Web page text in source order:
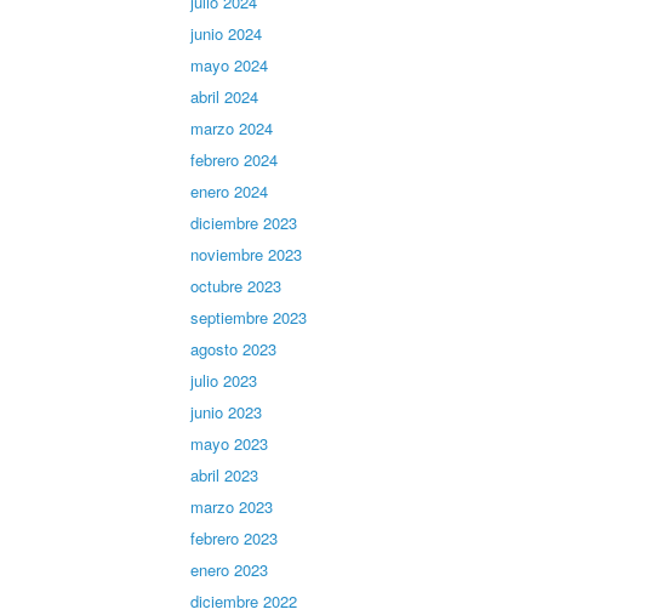
junio 2024
mayo 2024
abril 2024
marzo 2024
febrero 2024
enero 2024
diciembre 2023
noviembre 2023
octubre 2023
septiembre 2023
agosto 2023
julio 2023
junio 2023
mayo 2023
abril 2023
marzo 2023
febrero 2023
enero 2023
diciembre 2022